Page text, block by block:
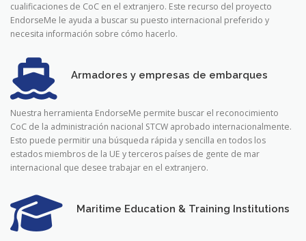
cualificaciones de CoC en el extranjero. Este recurso del proyecto
EndorseMe le ayuda a buscar su puesto internacional preferido y
necesita información sobre cómo hacerlo.
Armadores y empresas de embarques
Nuestra herramienta EndorseMe permite buscar el reconocimiento
CoC de la administración nacional STCW aprobado internacionalmente.
Esto puede permitir una búsqueda rápida y sencilla en todos los
estados miembros de la UE y terceros países de gente de mar
internacional que desee trabajar en el extranjero.
Maritime Education & Training Institutions